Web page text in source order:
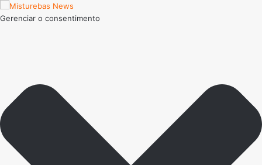
Gerenciar o consentimento